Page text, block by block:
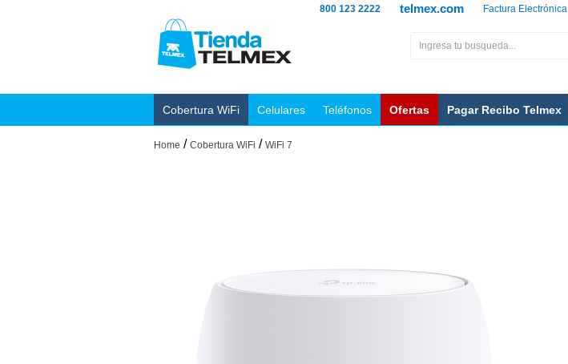
Factura Electrónica
telmex.com
800 123 2222
Cobertura WiFi Celulares Teléfonos Ofertas Pagar Recibo Telmex
Home / Cobertura WiFi / WiFi 7